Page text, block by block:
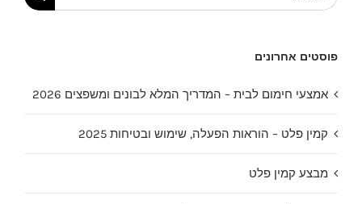
זה?
פוסטים אחרונים
אמצעי חימום לבית – המדריך המלא לבונים ומשפצים 2026
קמין פלט – הוראות הפעלה, שימוש ובטיחות 2025
מבצע קמין פלט